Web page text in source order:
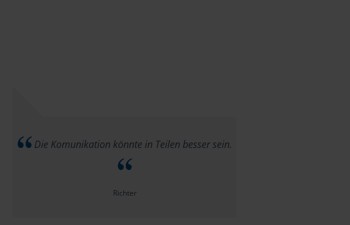
Die Komunikation könnte in Teilen besser sein.
Richter